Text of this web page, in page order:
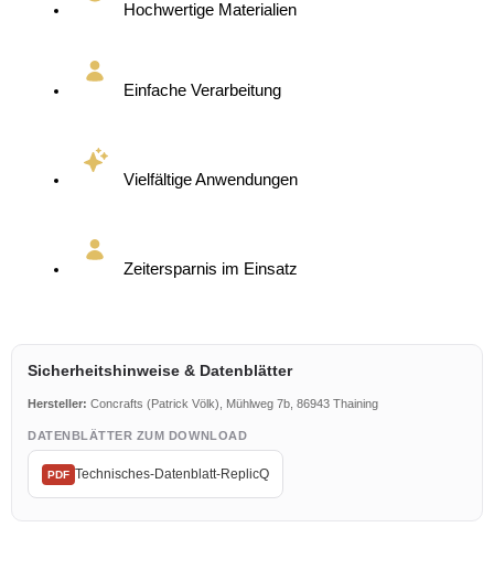
Hochwertige Materialien
Einfache Verarbeitung
Vielfältige Anwendungen
Zeitersparnis im Einsatz
Sicherheitshinweise & Datenblätter
Hersteller: Concrafts (Patrick Völk), Mühlweg 7b, 86943 Thaining
DATENBLÄTTER ZUM DOWNLOAD
PDF Technisches-Datenblatt-ReplicQ